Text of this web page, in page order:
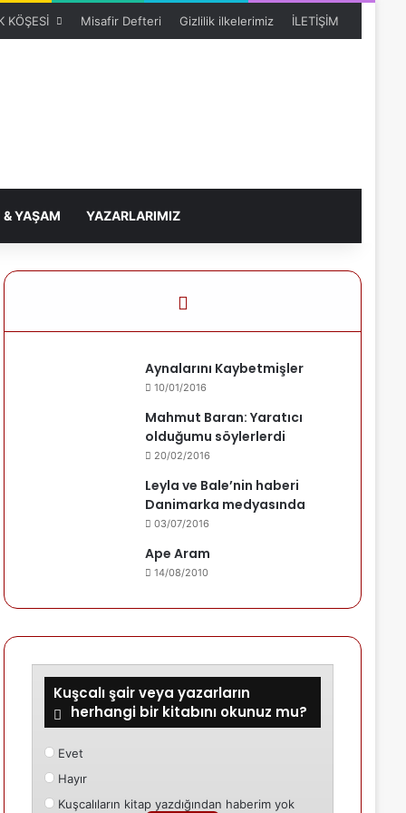
KÖŞESİ Misafir Defteri Gizlilik ilkelerimiz İLETİŞİM
YAŞAM YAZARLARIMIZ
Aynalarını Kaybetmişler
10/01/2016
Mahmut Baran: Yaratıcı
olduğumu söylerlerdi
20/02/2016
Leyla ve Bale’nin haberi
Danimarka medyasında
03/07/2016
Ape Aram
14/08/2010
Kuşcalı şair veya yazarların
herhangi bir kitabını okunuz mu?
Evet
Hayır
Kuşcalıların kitap yazdığından haberim yok